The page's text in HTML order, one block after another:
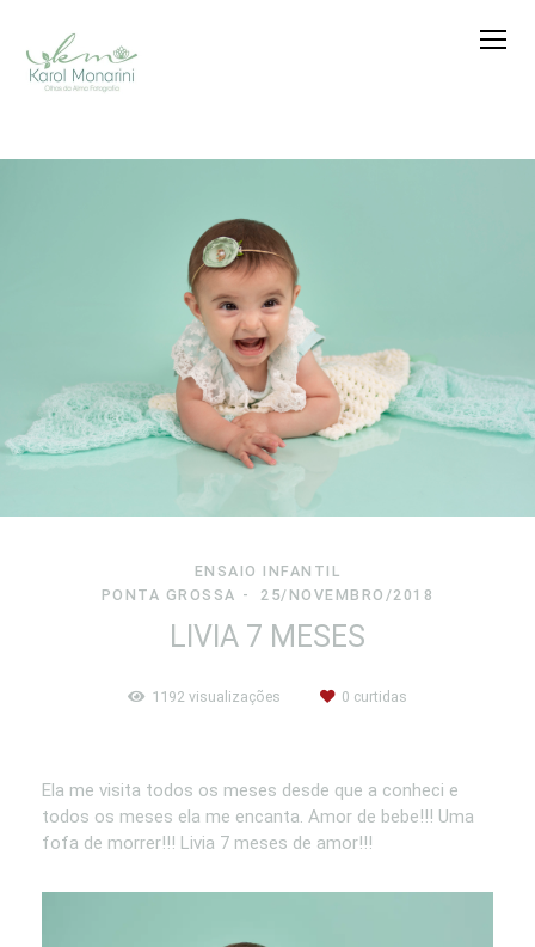
ENSAIO INFANTIL
PONTA GROSSA
25/NOVEMBRO/2018
LIVIA 7 MESES
1192 visualizações 0 curtidas
Ela me visita todos os meses desde que a conheci e
todos os meses ela me encanta. Amor de bebe!!! Uma
fofa de morrer!!! Livia 7 meses de amor!!!